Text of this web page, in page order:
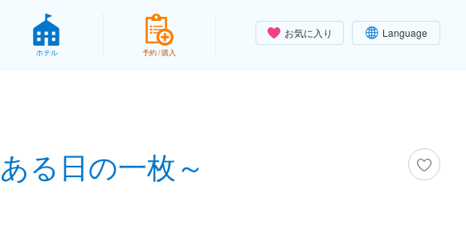
お気に入り Language
ホテル 予約 / 購入
る日の一枚～